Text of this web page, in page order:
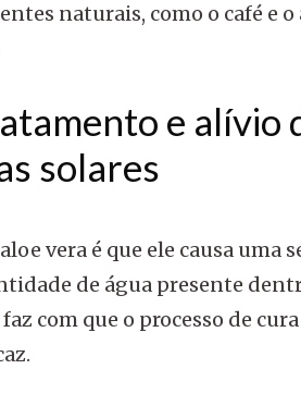
naturais, como o café e o
e alívio
solares
vera é que ele causa uma
de água presente
com que o processo de